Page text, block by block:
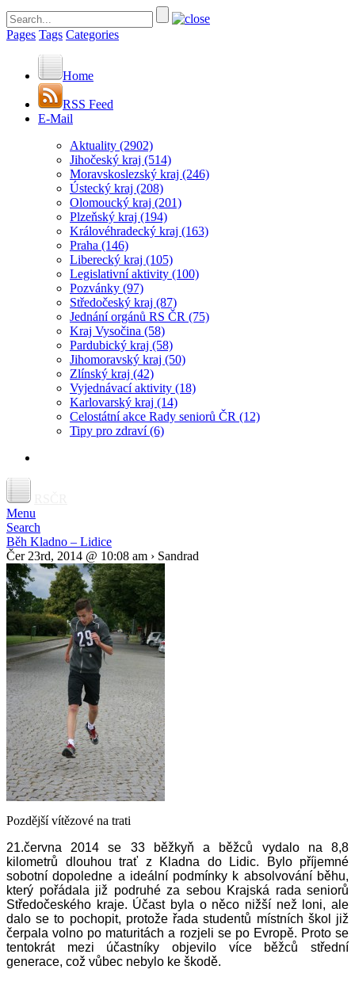
Pages Tags Categories
Home
RSS Feed
E-Mail
Aktuality (2902)
Jihočeský kraj (514)
Moravskoslezský kraj (246)
Ústecký kraj (208)
Olomoucký kraj (201)
Plzeňský kraj (194)
Královéhradecký kraj (163)
Praha (146)
Liberecký kraj (105)
Legislativní aktivity (100)
Pozvánky (97)
Středočeský kraj (87)
Jednání orgánů RS ČR (75)
Kraj Vysočina (58)
Pardubický kraj (58)
Jihomoravský kraj (50)
Zlínský kraj (42)
Vyjednávací aktivity (18)
Karlovarský kraj (14)
Celostátní akce Rady seniorů ČR (12)
Tipy pro zdraví(6)
Menu
Search
Běh Kladno – Lidice
Čer 23rd, 2014 @ 10:08 am › Sandrad
Pozdější vítězové na trati
21.června 2014 se 33 běžkyň a běžců vydalo na 8,8
kilometrů dlouhou trať z Kladna do Lidic. Bylo příjemné
sobotní dopoledne a ideální podmínky k absolvování běhu,
který pořádala již podruhé za sebou Krajská rada seniorů
Středočeského kraje. Účast byla o něco nižší než loni, ale
dalo se to pochopit, protože řada studentů místních škol již
čerpala volno po maturitách a rozjeli se po Evropě. Proto se
tentokrát mezi účastníky objevilo více běžců střední
generace, což vůbec nebylo ke škodě.